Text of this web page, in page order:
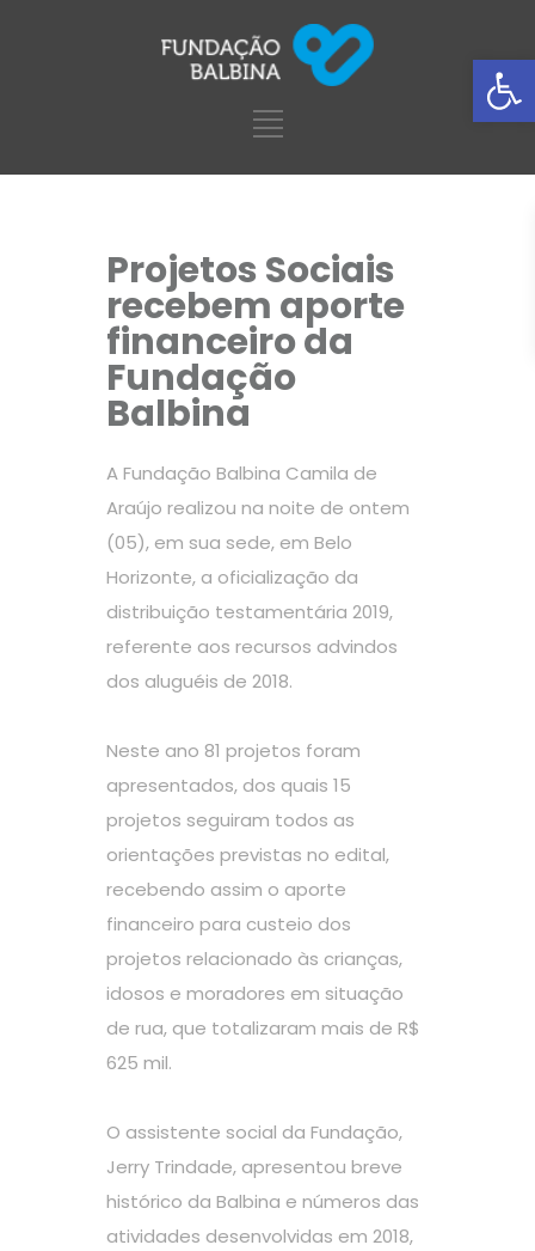
Projetos Sociais
recebem aporte
financeiro da
Fundação
Balbina
A Fundação Balbina Camila de
Araújo realizou na noite de ontem
(05), em sua sede, em Belo
Horizonte, a oficialização da
distribuição testamentária 2019,
referente aos recursos advindos
dos aluguéis de 2018.
Neste ano 81 projetos foram
apresentados, dos quais 15
projetos seguiram todos as
orientações previstas no edital,
recebendo assim o aporte
financeiro para custeio dos
projetos relacionado às crianças,
idosos e moradores em situação
de rua, que totalizaram mais de R$
625 mil.
O assistente social da Fundação,
Jerry Trindade, apresentou breve
histórico da Balbina e números das
atividades desenvolvidas em 2018,